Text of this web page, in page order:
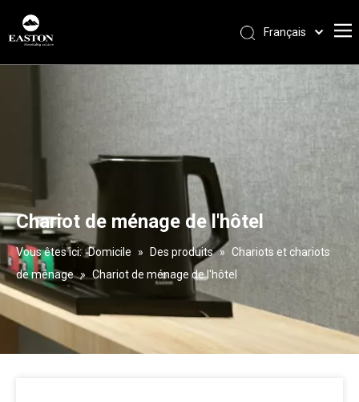
Français
Pусский
Chariot de ménage de l'hôtel
Vous êtes ici: Domicile » Des produits » Chariots et chariots
de ménage » Chariot de ménage de l'hôtel